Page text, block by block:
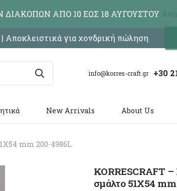
Αποκλειστικά για χονδρική πώληση
info@korres-craft.gr +30
New Arrivals About Us
mm 200-4986L
KORRESCRAFT
σμάλτο 51X54
ΑΠΟ 10 ΕΩΣ 18 ΑΥΓΟΥΣΤΟΥ